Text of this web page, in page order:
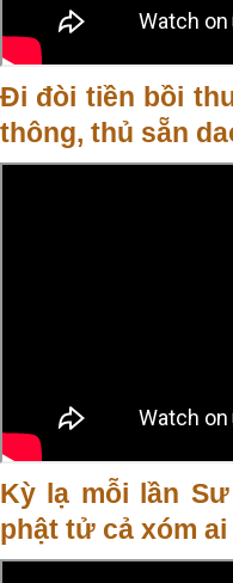
Đi đòi tiền bồi
thông, thủ sẵn
Kỳ lạ mỗi lần Sư
phật tử cả xóm